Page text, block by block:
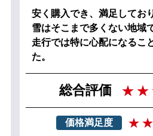
安く購入でき、満足してお
雪はそこまで多くない地域
走行では特に心配になるこ
た。
総合評価
価格満足度